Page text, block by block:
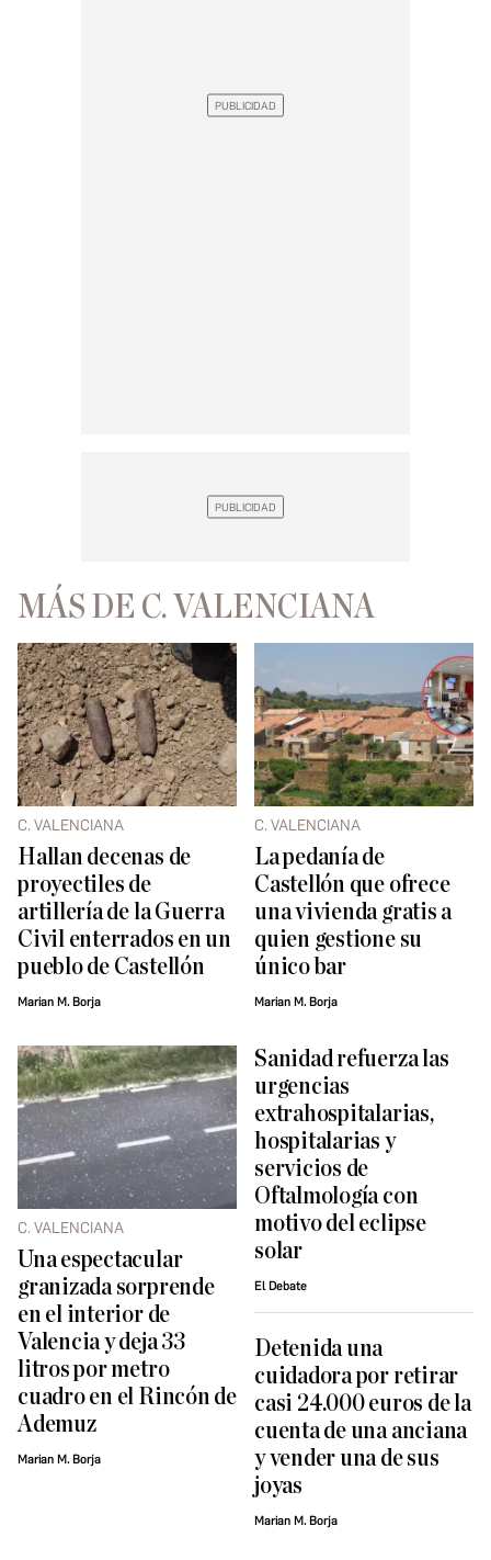
MÁS DE C. VALENCIANA
C. VALENCIANA
Hallan decenas de
proyectiles de
artillería de la Guerra
Civil enterrados en un
pueblo de Castellón
Marian M. Borja
C. VALENCIANA
La pedanía de
Castellón que ofrece
una vivienda gratis a
quien gestione su
único bar
Marian M. Borja
C. VALENCIANA
Una espectacular
granizada sorprende
en el interior de
Valencia y deja 33
litros por metro
cuadro en el Rincón de
Ademuz
Marian M. Borja
Sanidad refuerza las
urgencias
extrahospitalarias,
hospitalarias y
servicios de
Oftalmología con
motivo del eclipse
solar
El Debate
Detenida una
cuidadora por retirar
casi 24.000 euros de la
cuenta de una anciana
y vender una de sus
joyas
Marian M. Borja